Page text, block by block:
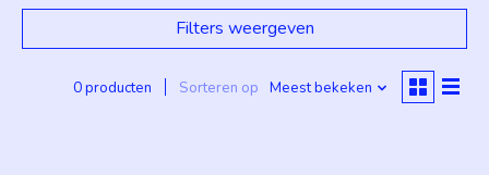
Filters weergeven
0 producten Sorteren op Meest bekeken